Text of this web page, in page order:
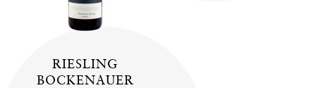
RIESLING
BOCKENAUER